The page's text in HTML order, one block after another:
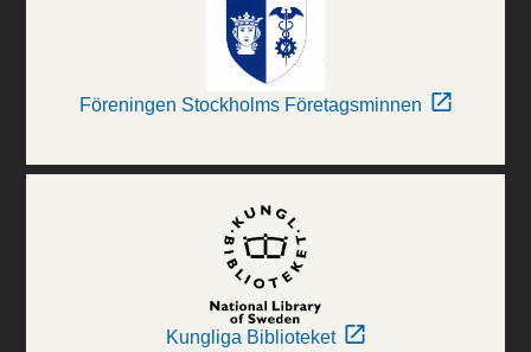
Föreningen Stockholms Företagsminnen
Kungliga Biblioteket